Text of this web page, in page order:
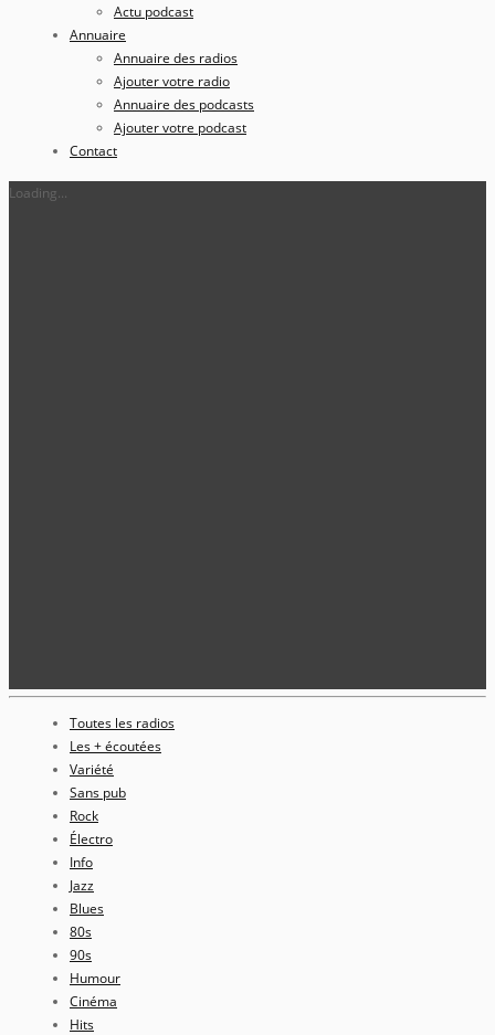
Actu podcast
Annuaire
Annuaire des radios
Ajouter votre radio
Annuaire des podcasts
Ajouter votre podcast
Contact
Loading...
Toutes les radios
Les + écoutées
Variété
Sans pub
Rock
Électro
Info
Jazz
Blues
80s
90s
Humour
Cinéma
Hits